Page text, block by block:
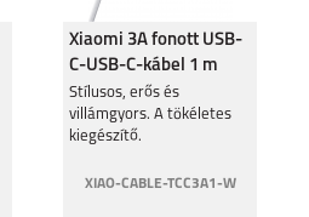
Xiaomi 3A fonott USB-
C-USB-C-kábel 1 m
BHR0878GL
Stílusos, erős és
villámgyors. A tökéletes
kiegészítő.
XIAO-CABLE-TCC3A1-W